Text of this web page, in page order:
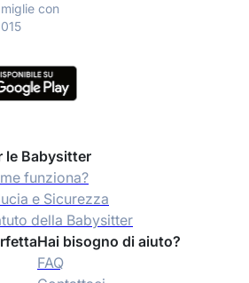
con
le Babysitter
funziona?
e Sicurezza
della Babysitter
Hai bisogno di aiuto?
FAQ